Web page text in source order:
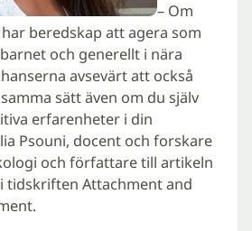
– Om
beredskap att agera som
och generellt i nära
avsevärt att också
sätt även om du själv
erfarenheter i din
Psouni, docent och forskare
och författare till artikeln
tidskriften Attachment and